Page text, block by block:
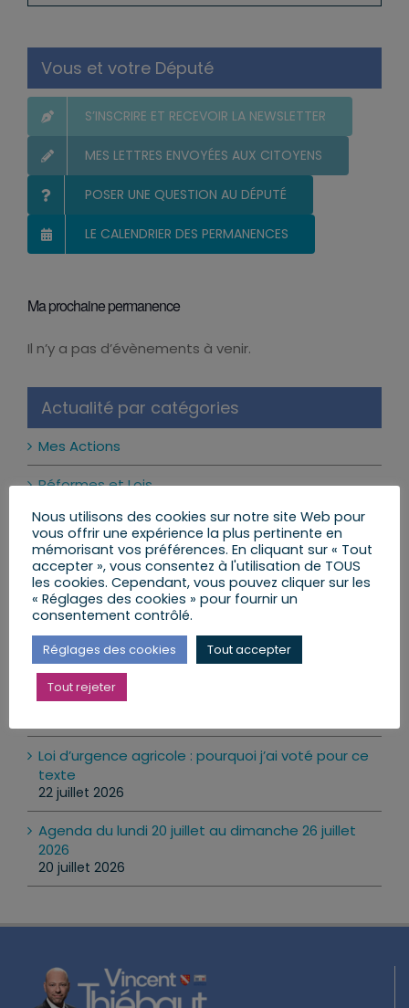
Vous et votre Député
S’INSCRIRE ET RECEVOIR LA NEWSLETTER
MES LETTRES ENVOYÉES AUX CITOYENS
POSER UNE QUESTION AU DÉPUTÉ
LE CALENDRIER DES PERMANENCES
Ma prochaine permanence
Notice
Il n’y a pas d’évènements à venir.
Actualité par catégories
Mes Actions
Réformes et Lois
Mon Agenda
Mes Lettres aux Citoyens
Mes dernières publications
Les réseaux sociaux interdits aux moins de 15 ans
: ce qui change vraiment
Loi d’urgence agricole : pourquoi j’ai voté pour ce
texte
22 juillet 2026
Agenda du lundi 20 juillet au dimanche 26 juillet
2026
20 juillet 2026
Nous utilisons des cookies sur notre site Web pour
vous offrir une expérience la plus pertinente en
mémorisant vos préférences. En cliquant sur « Tout
accepter », vous consentez à l'utilisation de TOUS
les cookies. Cependant, vous pouvez cliquer sur les
« Réglages des cookies » pour fournir un
consentement contrôlé.
Réglages des cookies Tout accepter
Tout rejeter